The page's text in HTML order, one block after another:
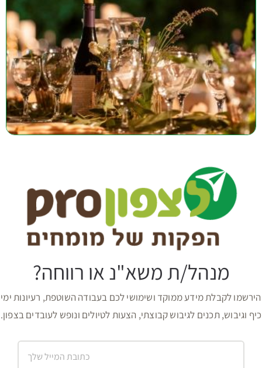
מנהל/ת משא"נ או רווחה?
הירשמו לקבלת מידע ממוקד ושימושי לכם בעבודה השוטפת, רעיונות ימי
כיף וגיבוש, תכנים לגיבוש קבוצתי, הצעות לטיולים ונופש לעובדים בצפון.